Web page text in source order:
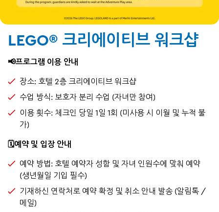
LEGO® 크리에이티브 워크샵
📢프로그램 이용 안내
장소: 호텔 2층 크리에이티브 워크샵
수업 방식: 보호자 분리 수업 (자녀만 참여)
이용 횟수: 체크인 당일 1일 1회 (미사용 시 이월 및 누적 불
가)
🗓️예약 및 입장 안내
예약 방법: 호텔 예약자 성함 및 자녀 인원수에 맞춰 예약
(생년월일 기입 필수)
기재하신 연락처로 예약 확정 및 취소 안내 발송 (알림톡 /
메일)